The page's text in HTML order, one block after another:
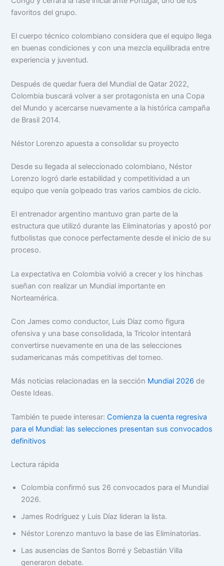
favoritos del grupo.
El cuerpo técnico colombiano considera que el equipo llega
en buenas condiciones y con una mezcla equilibrada entre
experiencia y juventud.
Después de quedar fuera del Mundial de Qatar 2022,
Colombia buscará volver a ser protagonista en una Copa
del Mundo y acercarse nuevamente a la histórica campaña
de Brasil 2014.
Néstor Lorenzo apuesta a consolidar su proyecto
Desde su llegada al seleccionado colombiano, Néstor
Lorenzo logró darle estabilidad y competitividad a un
equipo que venía golpeado tras varios cambios de ciclo.
El entrenador argentino mantuvo gran parte de la
estructura que utilizó durante las Eliminatorias y apostó por
futbolistas que conoce perfectamente desde el inicio de su
proceso.
La expectativa en Colombia volvió a crecer y los hinchas
sueñan con realizar un Mundial importante en
Norteamérica.
Con James como conductor, Luis Díaz como figura
ofensiva y una base consolidada, la Tricolor intentará
convertirse nuevamente en una de las selecciones
sudamericanas más competitivas del torneo.
Más noticias relacionadas en la sección Mundial 2026 de
Oeste Ideas.
También te puede interesar: Comienza la cuenta regresiva
para el Mundial: las selecciones presentan sus convocados
definitivos
Lectura rápida
Colombia confirmó sus 26 convocados para el Mundial
2026.
James Rodríguez y Luis Díaz lideran la lista.
Néstor Lorenzo mantuvo la base de las Eliminatorias.
Las ausencias de Santos Borré y Sebastián Villa
generaron debate.